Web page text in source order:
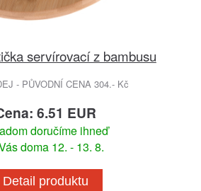
servírovací z bambusu
- PŮVODNÍ CENA 304.- Kč
6.51 EUR
doručíme ihneď
doma 12. - 13. 8.
Detail produktu